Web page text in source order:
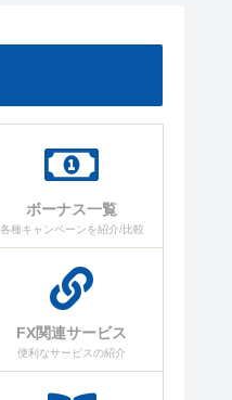
ボーナス一覧
各種キャンペーンを紹介/比較
FX関連サービス
便利なサービスの紹介